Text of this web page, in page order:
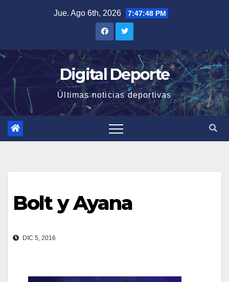
Jue. Ago 6th, 2026 7:47:49 PM
Digital Deporte
Últimas noticias deportivas
Bolt y Ayana
DIC 5, 2016